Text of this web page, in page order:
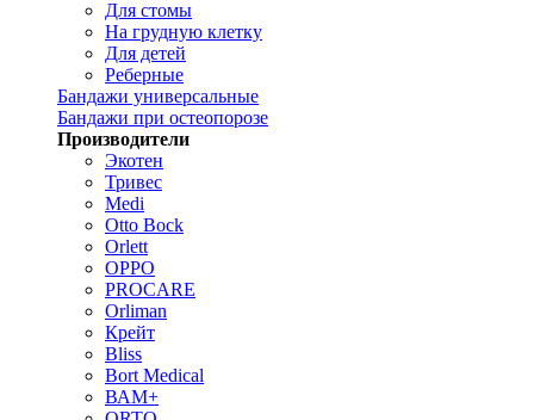
Для стомы
На грудную клетку
Для детей
Реберные
Бандажи универсальные
Бандажи при остеопорозе
Производители
Экотен
Тривес
Medi
Otto Bock
Orlett
OPPO
PROCARE
Orliman
Крейт
Bliss
Bort Medical
ВАМ+